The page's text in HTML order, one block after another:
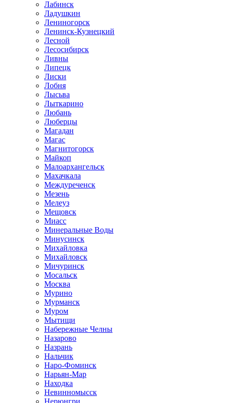
Лабинск
Ладушкин
Лениногорск
Ленинск-Кузнецкий
Лесной
Лесосибирск
Ливны
Липецк
Лиски
Лобня
Лысьва
Лыткарино
Любань
Люберцы
Магадан
Магас
Магнитогорск
Майкоп
Малоархангельск
Махачкала
Междуреченск
Мезень
Мелеуз
Мещовск
Миасс
Минеральные Воды
Минусинск
Михайловка
Михайловск
Мичуринск
Мосальск
Москва
Мурино
Мурманск
Муром
Мытищи
Набережные Челны
Назарово
Назрань
Нальчик
Наро-Фоминск
Нарьян-Мар
Находка
Невинномысск
Нерюнгри